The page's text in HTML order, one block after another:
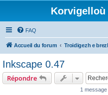
Korvigelloù
FAQ
Accueil du forum Troidigezh e
Inkscape 0.47
Répondre
1 message